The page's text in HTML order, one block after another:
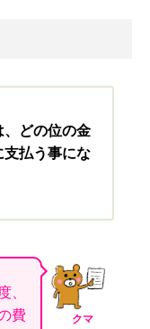
、どの位の金
支払う事にな
クマ
、
費